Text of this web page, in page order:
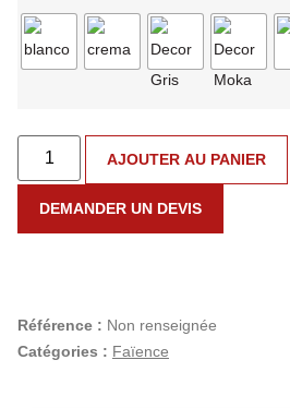
AJOUTER AU PANIER
DEMANDER UN DEVIS
Référence : Non renseignée
Catégories : Faïence